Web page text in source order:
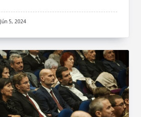
Jún 5, 2024